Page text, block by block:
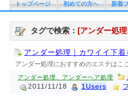
トップページ 初めての方へ 新着
タグで検索： [アンダー処
アンダー処理｜カワイイ下
アンダー処理におすすめのエステはこ
アンダー処理、アンダーヘア処理
2011/11/18 1Users